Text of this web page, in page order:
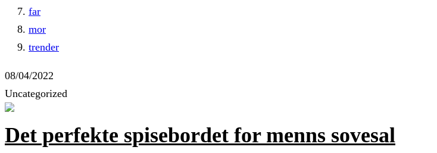
far
mor
trender
08/04/2022
Uncategorized
Det perfekte spisebordet for menns sovesal